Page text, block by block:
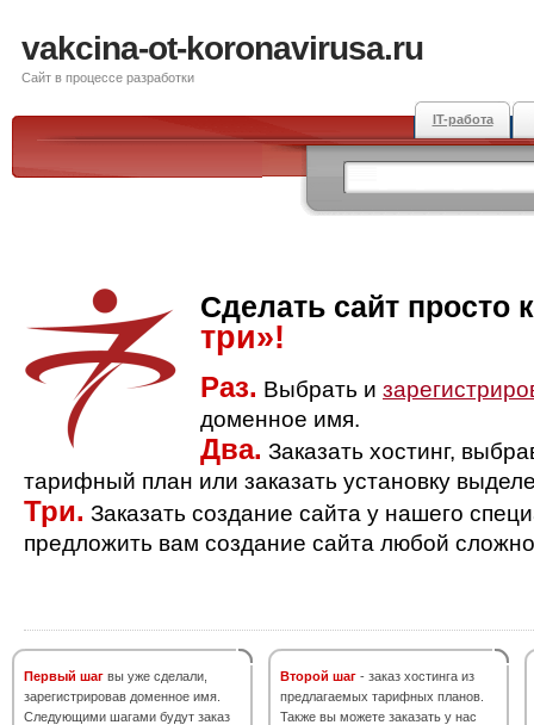
vakcina-ot-koronavirusa.ru
Сайт в процессе разработки
IT-работа
Сделать сайт просто
три»!
Раз. Выбрать и
доменное имя.
Два. Заказать хостинг,
тарифный план или заказать установку
Три. Заказать создание сайта у нашего
предложить вам создание сайта любой
Первый шаг вы уже сделали,
зарегистрировав доменное имя.
Следующими шагами будут заказ
Второй шаг - заказ хостинга из
предлагаемых тарифных планов.
Также вы можете заказать у нас